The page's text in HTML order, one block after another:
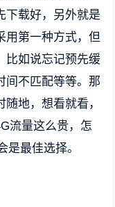
下载好，另外就是
用第一种方式，但
比如说忘记预先缓
间不匹配等等。那
地，想看就看，
流量这么贵，怎
是最佳选择。